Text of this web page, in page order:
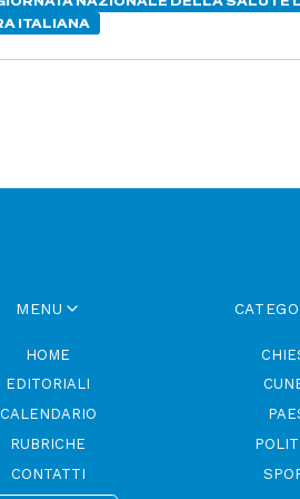
ITALIANA
MENU
HOME
EDITORIALI
CALENDARIO
RUBRICHE
CONTATTI